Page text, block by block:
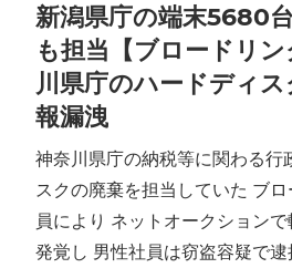
新潟県庁の端末5680
も担当【ブロードリ
川県庁のハードディ
報漏洩
神奈川県庁の納税等に関わる行
スクの廃棄を担当していた ブ
員により ネットオークション
発覚し 男性社員は窃盗容疑で